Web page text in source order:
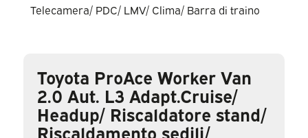
Toyota ProAce Worker Van
2.0 Aut. L3 Adapt.Cruise/
Headup/ Riscaldatore stand/
Riscaldamento sedili/